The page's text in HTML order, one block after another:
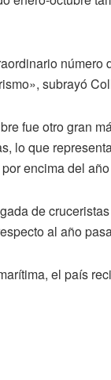
subrayó
fue otro gran
lo que
encima del
de
al año
el país